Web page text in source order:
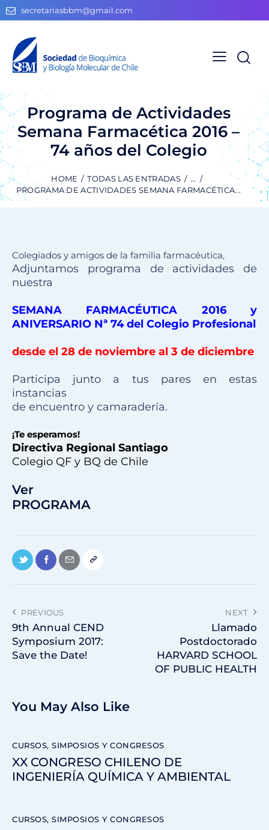
secretariasbbm@gmail.com
Programa de Actividades
Semana Farmacética 2016 –
74 años del Colegio
HOME TODAS LAS ENTRADAS
...
PROGRAMA DE ACTIVIDADES SEMANA FARMACÉTICA...
Colegiados y amigos de la familia farmacéutica,
Adjuntamos programa de actividades de
nuestra
SEMANA FARMACÉUTICA 2016 y
ANIVERSARIO Nª 74 del Colegio Profesional
desde el 28 de noviembre al 3 de diciembre
Participa junto a tus pares en estas
instancias
de encuentro y camaradería.
¡Te esperamos!
Directiva Regional Santiago
Colegio QF y BQ de Chile
Ver
PROGRAMA
PREVIOUS
9th Annual CEND
Symposium 2017:
Save the Date!
NEXT
Llamado
Postdoctorado
HARVARD SCHOOL
OF PUBLIC HEALTH
You May Also Like
CURSOS, SIMPOSIOS Y CONGRESOS
XX CONGRESO CHILENO DE
INGENIERÍA QUÍMICA Y AMBIENTAL
CURSOS, SIMPOSIOS Y CONGRESOS